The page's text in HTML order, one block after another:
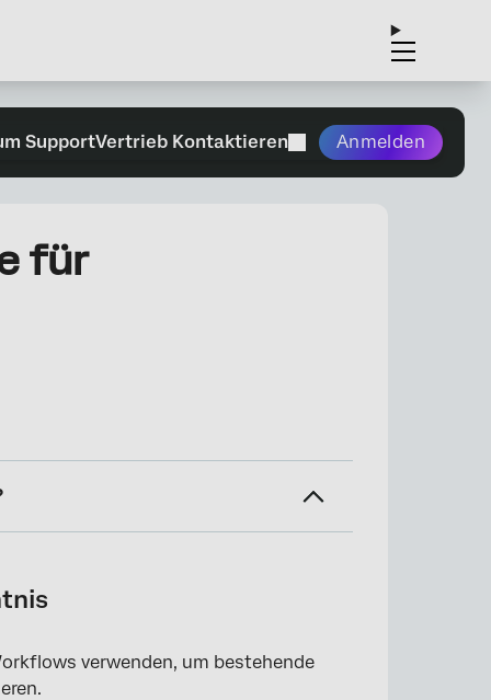
SupportVertrieb Kontaktieren Anmelden
für
an Erkenntnis Aufgabe)
verwenden, um bestehende